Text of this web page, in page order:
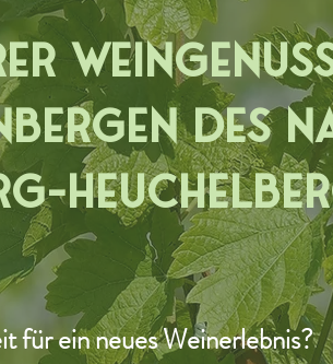
des
für ein neues Weinerlebnis?